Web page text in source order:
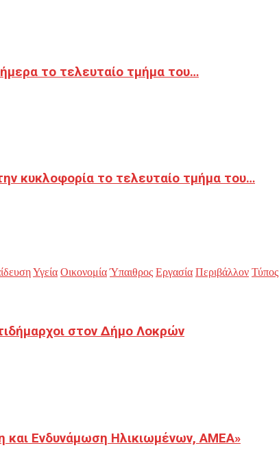
το τελευταίο τμήμα του…
κυκλοφορία το τελευταίο τμήμα του…
Υγεία Οικονομία Ύπαιθρος Εργασία Περιβάλλον Τύπος
στον Δήμο Λοκρών
και Ενδυνάμωση Ηλικιωμένων, ΑΜΕΑ»